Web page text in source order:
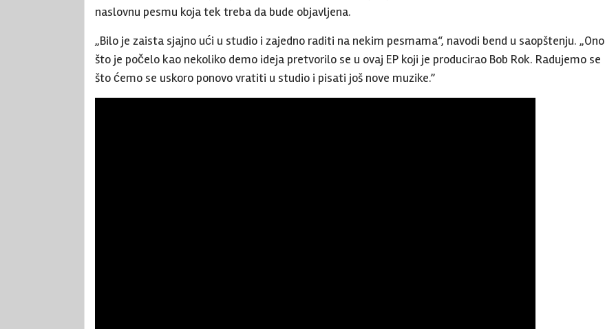
naslovnu pesmu koja tek treba da bude objavljena.
„Bilo je zaista sjajno ući u studio i zajedno raditi na nekim pesmama“, navodi bend u saopštenju. „Ono
što je počelo kao nekoliko demo ideja pretvorilo se u ovaj EP koji je producirao Bob Rok. Radujemo se
što ćemo se uskoro ponovo vratiti u studio i pisati još nove muzike.”